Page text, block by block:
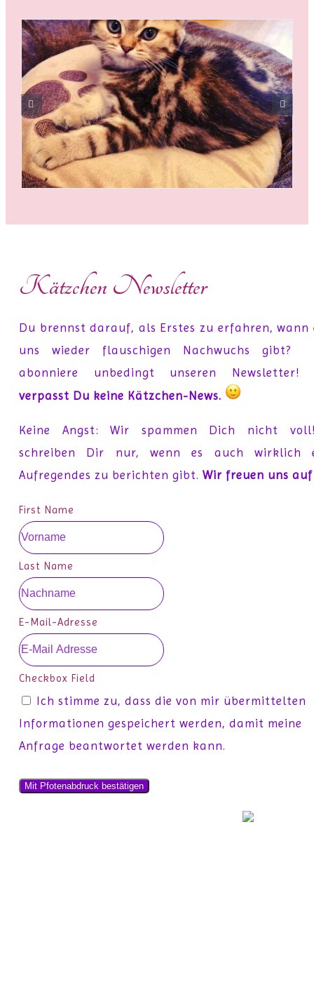
Kätzchen Newsletter
Du brennst darauf, als Erstes zu erfahren, wann
uns wieder flauschigen Nachwuchs gibt?
abonniere unbedingt unseren Newsletter!
verpasst Du keine Kätzchen-News.
Keine Angst: Wir spammen Dich nicht
schreiben Dir nur, wenn es auch wirklich
Aufregendes zu berichten gibt.Wir freuen uns
First Name
Last Name
E-Mail-Adresse
Checkbox Field
Ich stimme zu, dass die von mir übermittelten
Informationen gespeichert werden, damit meine
Anfrage beantwortet werden kann.
Mit Pfotenabdruck bestätigen